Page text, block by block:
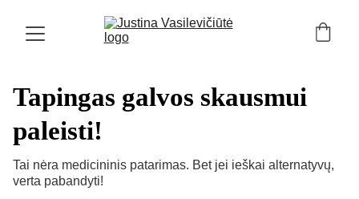
Tapingas galvos skausmui
paleisti!
Tai nėra medicininis patarimas. Bet jei ieškai alternatyvų,
verta pabandyti!